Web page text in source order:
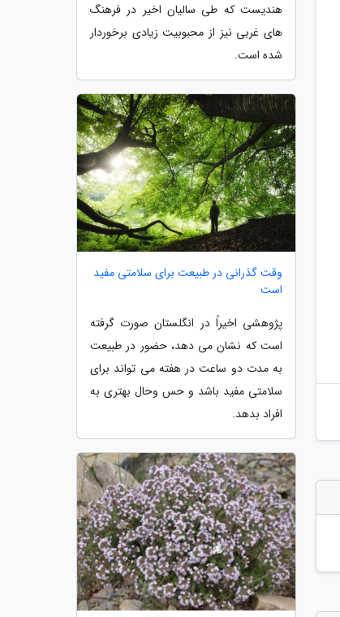
هندیست که طی سالیان اخیر در فرهنگ
های غربی نیز از محبوبیت زیادی برخوردار
شده است.
وقت گذرانی در طبیعت برای سلامتی مفید
است
پژوهشی اخیراً در انگلستان صورت گرفته
است که نشان می دهد، حضور در طبیعت
به مدت دو ساعت در هفته می تواند برای
سلامتی مفید باشد و حس وحال بهتری به
افراد بدهد.